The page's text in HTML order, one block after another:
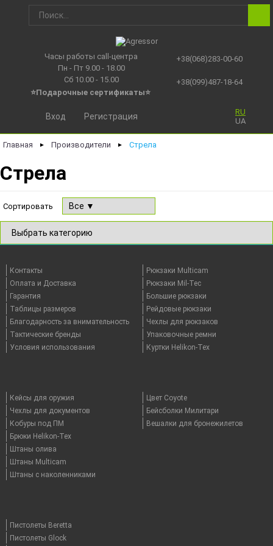
Часы работы call-центра
Пн - Пт 9.00 - 18.00
Сб 10.00 - 15.00
⭐Подарочные сертификаты⭐
+38(068)283-00-60
+38(099)487-18-64
RU
UA
Вход Регистрация
Главная ► Производители ► Стрела
Стрела
Сортировать
Контакты
Оплата и Доставка
Гарантия
Таблицы размеров
Благодарность за внимательность
Тактические бренды
Условия использования
Рюкзаки Multicam
Рюкзаки Mil-Tec
Большие рюкзаки
Рейдовые рюкзаки
Чехлы для рюкзаков
Упаковочные ремни
Куртки Helikon-Tex
Кейсы для оружия
Чехлы для документов
Кобуры под ПМ
Брюки Helikon-Tex
Штаны олива
Штаны Multicam
Штаны с наколенниками
Цвет Coyote
Бейсболки Милитари
Вешалки для бронежилетов
Пистолеты Beretta
Пистолеты Glock